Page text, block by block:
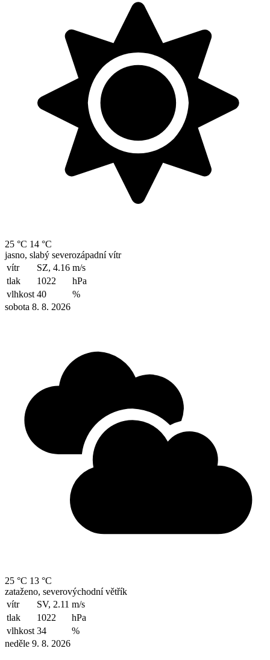
25 °C 14 °C
jasno, slabý severozápadní vítr
vítr
SZ, 4.16 m/s
tlak
1022
hPa
vlhkost 40
%
sobota 8. 8. 2026
25 °C 13 °C
zataženo, severovýchodní větřík
vítr
SV, 2.11 m/s
tlak
1022
hPa
vlhkost 34
%
neděle 9. 8. 2026